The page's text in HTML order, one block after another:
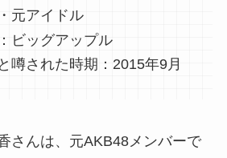
元アイドル
ビッグアップル
噂された時期：2015年9月
さんは、元AKB48メンバーで